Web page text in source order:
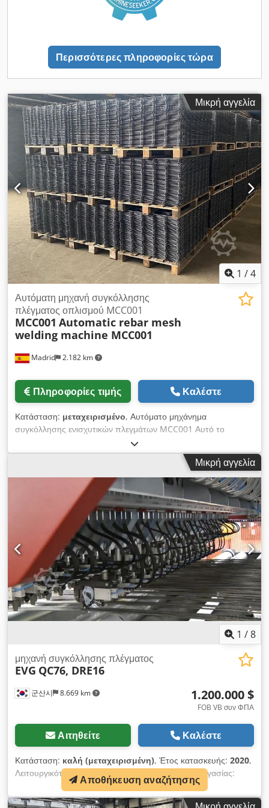
ξετυλιχτήρια Μηχανή δεσίματος και ανύψωσης πλεγμάτων δεν
περιλαμβάνεται Μέγιστο πλάτος συγκόλλησης: 2.600 - 3.200
Απόσταση μεταξύ διαμήκων συρμάτων: 100, 150, 200 mm 36
βάσεις διαμήκων συρμάτων για τύμπανο 3 τόνων
Περισσότερες πληροφορίες τώρα
Μικρή αγγελία
1 /4
Madrid 2.182 km
Αυτόματη μηχανή συγκόλλησης
πλέγματος οπλισμού MCC001
MCC001 Automatic rebar mesh
welding machine MCC001
Πληροφορίες τιμής Καλέστε
Κατάσταση: μεταχειρισμένο, Αυτόματο μηχάνημα
συγκόλλησης ενισχυτικών πλεγμάτων MCC001 Αυτό το
μηχάνημα έχει σχεδιαστεί για τη συγκόλληση ενισχυτικών
πλεγμάτων από προκομμένες ράβδους οπλισμού χάλυβα,
σύμφωνα με το πρότυπο EN 10080. Τεχνικά χαρακτηριστικά:
Διάμετρος ράβδων οπλισμού: 4 mm, 5 mm, 6 mm Αριθμός
διαμήκων ράβδων: 2 – 12 Μήκος διαμήκων ράβδων: 200 mm –
3.000 mm Ελάχιστη απόσταση μεταξύ διαμήκων ράβδων: 100
mm Βήμα εγκάρσιων ράβδων: 10 mm – 999 mm Dcjdpfx
Aoymcpyjlfjk Μήκος εγκάρσιων ράβδων: 100 mm – 1.250 mm
Ταχύτητα μετακίνησης πλέγματος: 0,1 m/s – 1 m/s Δύναμη
συμπίεσης: 60 kg – 190 kg Παραγωγικότητα: 1 κύκλος/λεπτό
Ηλεκτρικά: Τάση τροφοδοσίας: 400 V Συχνότητα τάσης: 50 Hz
Τύπος σύνδεσης: TN-C Ισχύς: 100 kVA Μέγιστη ισχύς
κινητήρα: 0,8 kW Ισχύς ενός μετασχηματιστή συγκόλλησης: 35
kVA Πνευματικό σύστημα: Μέσο εργασίας: Πεπιεσμένος αέρας
Πίεση λειτουργίας: 6 bar Κατανάλωση αέρα: 250 l/min
κυκλοφορίας: Υποχρεωτική κυκλοφορία Μέγιστη θερμοκρασία
εισερχόμενου ψυκτικού: 35 °C Κατανάλωση ψυκτικού: 60 l/min
Μικρή αγγελία
1 /8
군산시 8.669 km
μηχανή συγκόλλησης πλέγματος
EVG QC76, DRE16
1.200.000 $
FOB VB συν ΦΠΑ
Αιτηθείτε Καλέστε
Κατάσταση: καλή (μεταχειρισμένη), Έτος κατασκευής: 2020,
Λειτουργικότητα:
, πλάτος εργασίας:
, ισχύς συγκόλλησης (μέγ.):2.200 kVA
σύρματος (μέγιστη):25 χιλ., είδος εισερχόμενου ρεύματος:
Αποθήκευση αναζήτησης